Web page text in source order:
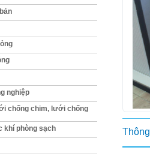
nghiệp
chống chim, lưới chống
khí phòng sạch